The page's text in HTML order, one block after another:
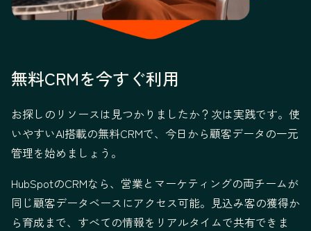
無料CRMを今すぐ利用
お探しのリソースは見つかりましたか？次は実践です。使
いやすいAI搭載の無料CRMで、今日から顧客データの一元
管理を始めましょう。
HubSpotのCRMなら、営業とマーケティングの両チームが
同じ顧客データベースにアクセス可能。見込み客の獲得か
ら育成まで、すべての情報をリアルタイムで共有できま